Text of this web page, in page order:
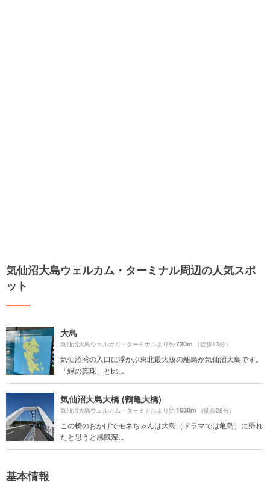
気仙沼大島ウェルカム・ターミナル周辺の人気スポ
ット
大島
気仙沼大島ウェルカム・ターミナルより約720m （徒歩13分）
気仙沼湾の入口に浮かぶ東北最大級の離島が気仙沼大島です。
「緑の真珠」と比...
気仙沼大島大橋 (鶴亀大橋)
気仙沼大島ウェルカム・ターミナルより約1630m （徒歩28分）
この橋のおかげでモネちゃんは大島（ドラマでは亀島）に帰れ
たと思うと感慨深...
基本情報